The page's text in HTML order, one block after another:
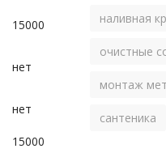
15000
нет
нет
15000
наливная
очистные
монтаж
сантеника